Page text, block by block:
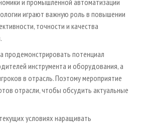
REVIEW
играют важную роль в повышении
точности и качества
продемонстрировать потенциал
инструмента и оборудования, а
в отрасль. Поэтому мероприятие
отрасли, чтобы обсудить актуальные
условиях наращивать